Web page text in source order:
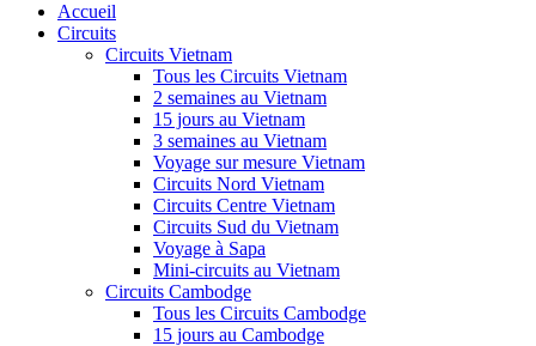
Accueil
Circuits
Circuits Vietnam
Tous les Circuits Vietnam
2 semaines au Vietnam
15 jours au Vietnam
3 semaines au Vietnam
Voyage sur mesure Vietnam
Circuits Nord Vietnam
Circuits Centre Vietnam
Circuits Sud du Vietnam
Voyage à Sapa
Mini-circuits au Vietnam
Circuits Cambodge
Tous les Circuits Cambodge
15 jours au Cambodge